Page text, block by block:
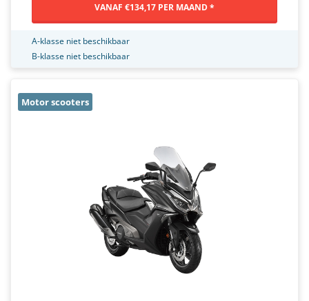
VANAF €134,17 PER MAAND *
A-klasse niet beschikbaar
B-klasse niet beschikbaar
Motor scooters